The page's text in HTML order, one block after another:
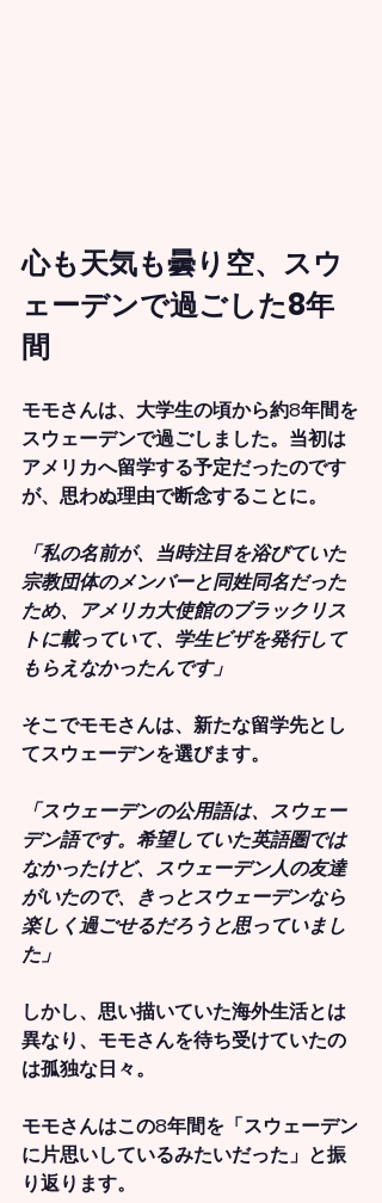
心も天気も曇り空、スウ
ェーデンで過ごした8年
間
モモさんは、大学生の頃から約8年間を
スウェーデンで過ごしました。当初は
アメリカへ留学する予定だったのです
が、思わぬ理由で断念することに。
「私の名前が、当時注目を浴びていた
宗教団体のメンバーと同姓同名だった
ため、アメリカ大使館のブラックリス
トに載っていて、学生ビザを発行して
もらえなかったんです」
そこでモモさんは、新たな留学先とし
てスウェーデンを選びます。
「スウェーデンの公用語は、スウェー
デン語です。希望していた英語圏では
なかったけど、スウェーデン人の友達
がいたので、きっとスウェーデンなら
楽しく過ごせるだろうと思っていまし
た」
しかし、思い描いていた海外生活とは
異なり、モモさんを待ち受けていたの
は孤独な日々。
モモさんはこの8年間を 「スウェーデン
に片思いしているみたいだった」 と振
り返ります。